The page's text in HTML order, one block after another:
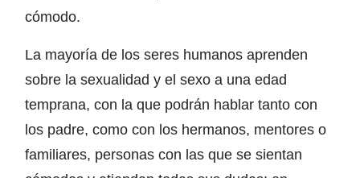
cómodo.
La mayoría de los seres humanos aprenden
sobre la sexualidad y el sexo a una edad
temprana, con la que podrán hablar tanto con
los padre, como con los hermanos, mentores o
familiares, personas con las que se sientan